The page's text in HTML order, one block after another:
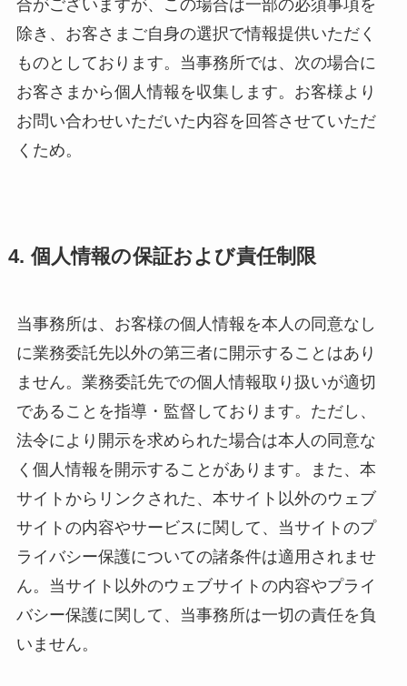
合がございますが、この場合は一部の必須事項を
除き、お客さまご自身の選択で情報提供いただく
ものとしております。当事務所では、次の場合に
お客さまから個人情報を収集します。お客様より
お問い合わせいただいた内容を回答させていただ
くため。
4. 個人情報の保証および責任制限
当事務所は、お客様の個人情報を本人の同意なし
に業務委託先以外の第三者に開示することはあり
ません。業務委託先での個人情報取り扱いが適切
であることを指導・監督しております。ただし、
法令により開示を求められた場合は本人の同意な
く個人情報を開示することがあります。また、本
サイトからリンクされた、本サイト以外のウェブ
サイトの内容やサービスに関して、当サイトのプ
ライバシー保護についての諸条件は適用されませ
ん。当サイト以外のウェブサイトの内容やプライ
バシー保護に関して、当事務所は一切の責任を負
いません。